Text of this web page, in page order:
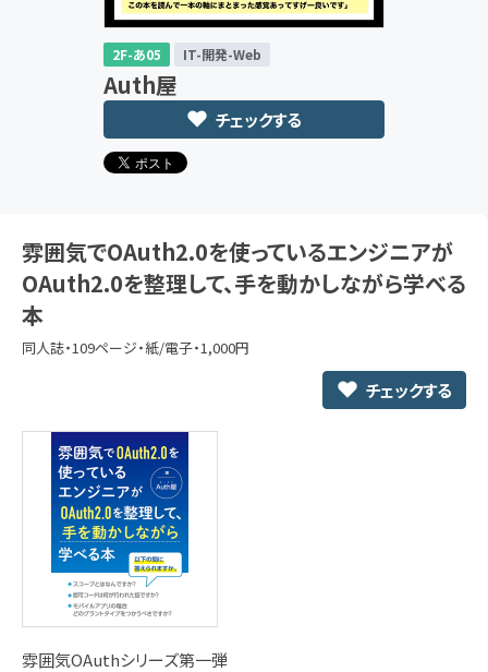
2F-あ05 IT-開発-Web
Auth屋
チェックする
雰囲気でOAuth2.0を使っているエンジニアが
OAuth2.0を整理して、手を動かしながら学べる
本
同人誌・109ページ・紙/電子・1,000円
チェックする
雰囲気OAuthシリーズ第一弾